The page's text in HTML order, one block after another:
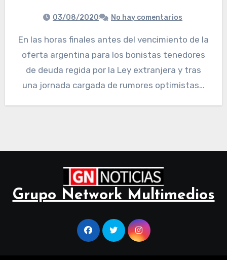
03/08/2020 No hay comentarios
En las horas finales antes del vencimiento de la
oferta argentina para los bonistas tenedores
de deuda regida por la Ley extranjera y tras
una jornada cargada de rumores optimistas…
Grupo Network Multimedios